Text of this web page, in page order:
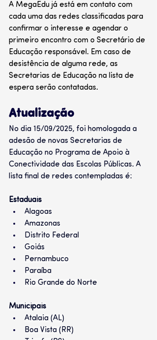
A MegaEdu já está em contato com
cada uma das redes classificadas para
confirmar o interesse e agendar o
primeiro encontro com o Secretário de
Educação responsável. Em caso de
desistência de alguma rede, as
Secretarias de Educação na lista de
espera serão contatadas.
Atualização
No dia 15/09/2025, foi homologada a
adesão de novas Secretarias de
Educação no Programa de Apoio à
Conectividade das Escolas Públicas. A
lista final de redes contempladas é:
Estaduais
Alagoas
Amazonas
Distrito Federal
Goiás
Pernambuco
Paraíba
Rio Grande do Norte
Municipais
Atalaia (AL)
Boa Vista (RR)